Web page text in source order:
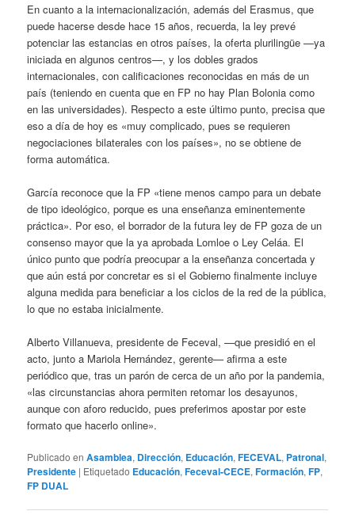
En cuanto a la internacionalización, además del Erasmus, que
puede hacerse desde hace 15 años, recuerda, la ley prevé
potenciar las estancias en otros países, la oferta plurilingüe —ya
iniciada en algunos centros—, y los dobles grados
internacionales, con calificaciones reconocidas en más de un
país (teniendo en cuenta que en FP no hay Plan Bolonia como
en las universidades). Respecto a este último punto, precisa que
eso a día de hoy es «muy complicado, pues se requieren
negociaciones bilaterales con los países», no se obtiene de
forma automática.
García reconoce que la FP «tiene menos campo para un debate
de tipo ideológico, porque es una enseñanza eminentemente
práctica». Por eso, el borrador de la futura ley de FP goza de un
consenso mayor que la ya aprobada Lomloe o Ley Celáa. El
único punto que podría preocupar a la enseñanza concertada y
que aún está por concretar es si el Gobierno finalmente incluye
alguna medida para beneficiar a los ciclos de la red de la pública,
lo que no estaba inicialmente.
Alberto Villanueva, presidente de Feceval, —que presidió en el
acto, junto a Mariola Hernández, gerente— afirma a este
periódico que, tras un parón de cerca de un año por la pandemia,
«las circunstancias ahora permiten retomar los desayunos,
aunque con aforo reducido, pues preferimos apostar por este
formato que hacerlo online».
Publicado en Asamblea, Dirección, Educación,FECEVAL, Patronal,
Presidente | Etiquetado Educación,Feceval-CECE,Formación,FP,
FP DUAL